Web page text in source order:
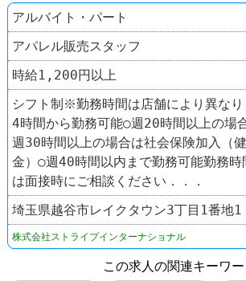
アルバイト・パート
アパレル販売スタッフ
時給1,200円以上
シフト制※勤務時間は店舗により異な
4時間から勤務可能○週20時間以上の場
週30時間以上の場合は社会保険加入（
金）○週40時間以内まで勤務可能勤務時
は面接時にご相談ください．．．
埼玉県越谷市レイクタウン3丁目1番地1
株式会社ストライプインターナショナル
この求人の関連キーワー